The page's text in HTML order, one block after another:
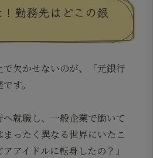
勤務先はどこの銀
欠かせないのが、「元銀行
す。
就職し、一般企業で働いて
ったく異なる世界にいたこ
アイドルに転身したの？」